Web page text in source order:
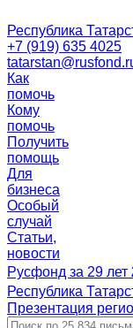
Республика
+7 (919) 635 4025
Как
помочь
Кому
помочь
Получить
помощь
Для
бизнеса
Особый
случай
Статьи,
новости
Русфонд за 29 лет
Республика
Презентация